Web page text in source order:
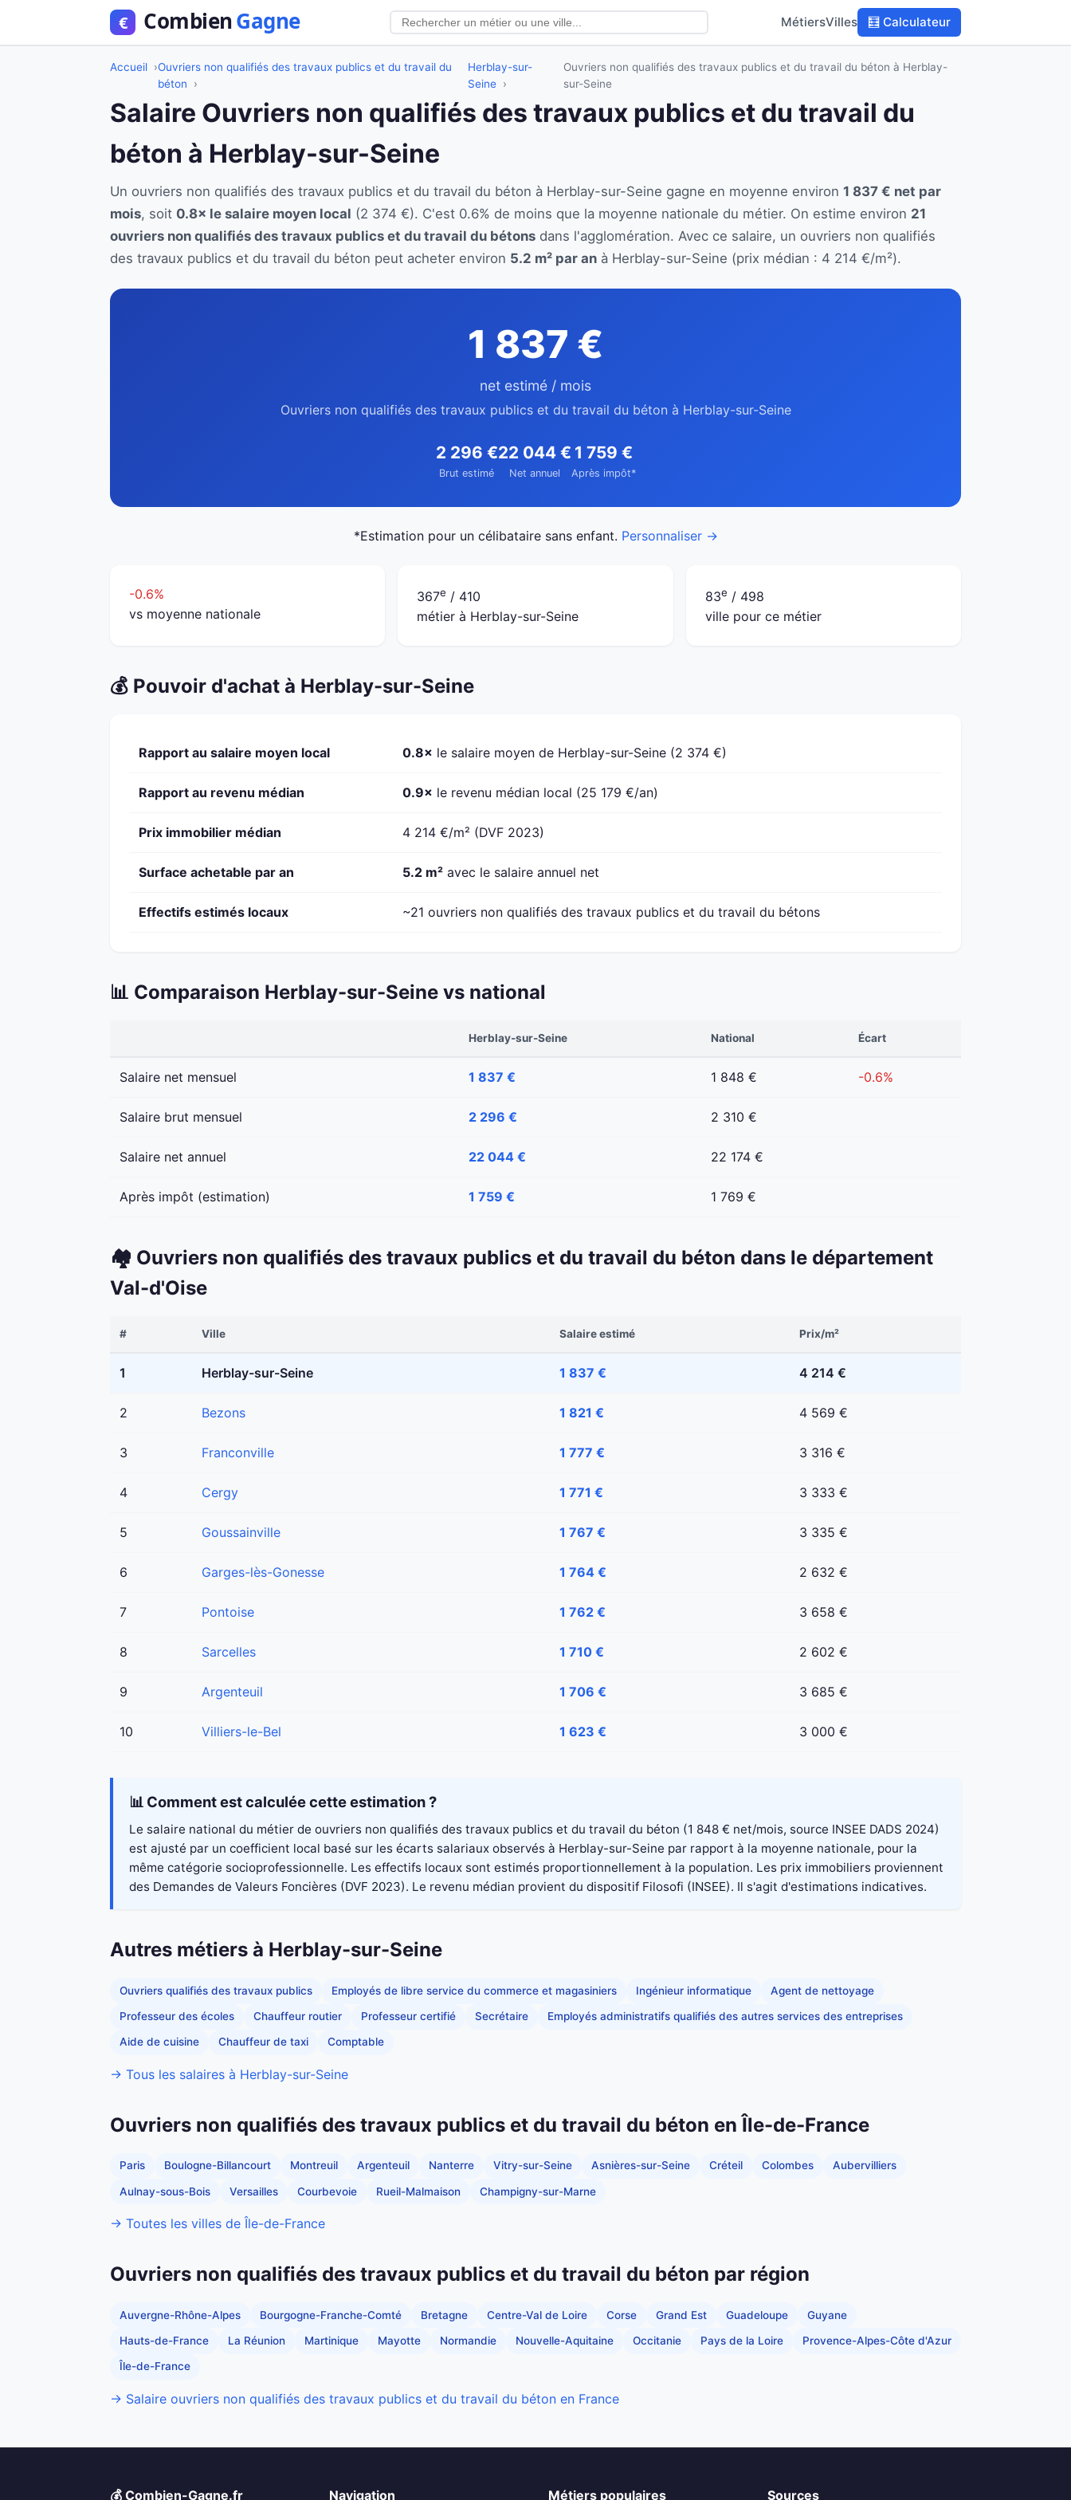
MétiersVilles 🧮 Calculateur
Accueil
Ouvriers non qualifiés des travaux publics et du travail du
béton
Herblay-sur-
Seine
Ouvriers non qualifiés des travaux publics et du travail du béton à Herblay-
sur-Seine
Salaire Ouvriers non qualifiés des travaux publics et du travail du
béton à Herblay-sur-Seine
Un ouvriers non qualifiés des travaux publics et du travail du béton à Herblay-sur-Seine gagne en moyenne environ 1 837 € net par
mois, soit 0.8× le salaire moyen local (2 374 €). C'est 0.6% de moins que la moyenne nationale du métier. On estime environ 21
ouvriers non qualifiés des travaux publics et du travail du bétons dans l'agglomération. Avec ce salaire, un ouvriers non qualifiés
des travaux publics et du travail du béton peut acheter environ 5.2 m² par an à Herblay-sur-Seine (prix médian : 4 214 €/m²).
1 837 €
net estimé / mois
Ouvriers non qualifiés des travaux publics et du travail du béton à Herblay-sur-Seine
2 296 €
Brut estimé
22 044 €
Net annuel
1 759 €
Après impôt*
*Estimation pour un célibataire sans enfant. Personnaliser →
-0.6%
vs moyenne nationale
367e / 410
métier à Herblay-sur-Seine
83e / 498
ville pour ce métier
💰 Pouvoir d'achat à Herblay-sur-Seine
Rapport au salaire moyen local 0.8× le salaire moyen de Herblay-sur-Seine (2 374 €)
Rapport au revenu médian 0.9× le revenu médian local (25 179 €/an)
Prix immobilier médian 4 214 €/m² (DVF 2023)
Surface achetable par an 5.2 m² avec le salaire annuel net
Effectifs estimés locaux ~21 ouvriers non qualifiés des travaux publics et du travail du bétons
📊 Comparaison Herblay-sur-Seine vs national
Herblay-sur-Seine National Écart
Salaire net mensuel 1 837 € 1 848 € -0.6%
Salaire brut mensuel 2 296 € 2 310 €
Salaire net annuel 22 044 € 22 174 €
Après impôt (estimation) 1 759 € 1 769 €
🏘️ Ouvriers non qualifiés des travaux publics et du travail du béton dans le département
Val-d'Oise
# Ville Salaire estimé Prix/m²
1 Herblay-sur-Seine 1 837 € 4 214 €
2 Bezons 1 821 € 4 569 €
3 Franconville 1 777 € 3 316 €
4 Cergy 1 771 € 3 333 €
5 Goussainville 1 767 € 3 335 €
6 Garges-lès-Gonesse 1 764 € 2 632 €
7 Pontoise 1 762 € 3 658 €
8 Sarcelles 1 710 € 2 602 €
9 Argenteuil 1 706 € 3 685 €
10 Villiers-le-Bel 1 623 € 3 000 €
📊 Comment est calculée cette estimation ?
Le salaire national du métier de ouvriers non qualifiés des travaux publics et du travail du béton (1 848 € net/mois, source INSEE DADS 2024)
est ajusté par un coefficient local basé sur les écarts salariaux observés à Herblay-sur-Seine par rapport à la moyenne nationale, pour la
même catégorie socioprofessionnelle. Les effectifs locaux sont estimés proportionnellement à la population. Les prix immobiliers proviennent
des Demandes de Valeurs Foncières (DVF 2023). Le revenu médian provient du dispositif Filosofi (INSEE). Il s'agit d'estimations indicatives.
Autres métiers à Herblay-sur-Seine
Ouvriers qualifiés des travaux publics Employés de libre service du commerce et magasiniers Ingénieur informatique Agent de nettoyage
Professeur des écoles Chauffeur routier Professeur certifié Secrétaire Employés administratifs qualifiés des autres services des entreprises
Aide de cuisine Chauffeur de taxi Comptable
→ Tous les salaires à Herblay-sur-Seine
Ouvriers non qualifiés des travaux publics et du travail du béton en Île-de-France
Paris Boulogne-Billancourt Montreuil Argenteuil Nanterre Vitry-sur-Seine Asnières-sur-Seine Créteil Colombes Aubervilliers
Aulnay-sous-Bois Versailles Courbevoie Rueil-Malmaison Champigny-sur-Marne
→ Toutes les villes de Île-de-France
Ouvriers non qualifiés des travaux publics et du travail du béton par région
Auvergne-Rhône-Alpes Bourgogne-Franche-Comté Bretagne Centre-Val de Loire Corse Grand Est Guadeloupe Guyane
Hauts-de-France La Réunion Martinique Mayotte Normandie Nouvelle-Aquitaine Occitanie Pays de la Loire Provence-Alpes-Côte d'Azur
Île-de-France
→ Salaire ouvriers non qualifiés des travaux publics et du travail du béton en France
💰 Combien-Gagne.fr Navigation Métiers populaires Sources